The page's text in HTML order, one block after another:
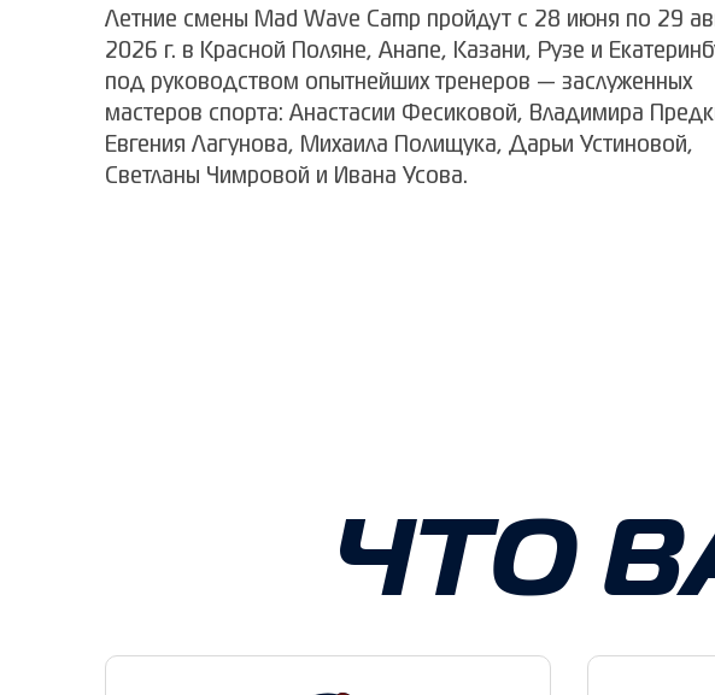
Летние смены Mad Wave Camp пройдут с 28 июня по 29
2026 г. в Красной Поляне, Анапе, Казани, Рузе и
под руководством опытнейших тренеров — заслуженных
мастеров спорта: Анастасии Фесиковой, Владимира
Евгения Лагунова, Михаила Полищука, Дарьи Устиновой,
Светланы Чимровой и Ивана Усова.
ЧТО